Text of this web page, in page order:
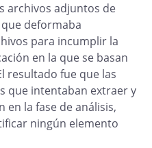
archivos adjuntos de
deformaba
para incumplir la
en la que se basan
resultado fue que las
que intentaban extraer y
en la fase de análisis,
ningún elemento